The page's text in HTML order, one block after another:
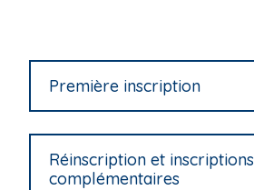
Première inscription
Réinscription et inscriptions
complémentaires